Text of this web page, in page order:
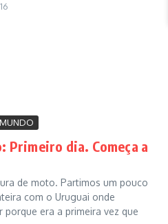
Primeiro dia. Começa a
de moto. Partimos um pouco
com o Uruguai onde
era a primeira vez que